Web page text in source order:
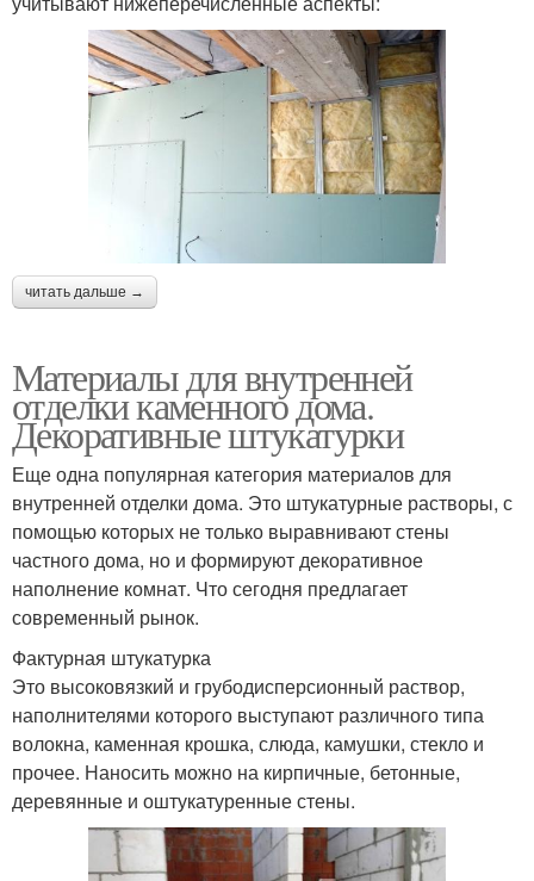
читать дальше →
Материалы для внутренней
отделки каменного дома.
Декоративные штукатурки
Еще одна популярная категория материалов для
внутренней отделки дома. Это штукатурные растворы, с
помощью которых не только выравнивают стены
частного дома, но и формируют декоративное
наполнение комнат. Что сегодня предлагает
современный рынок.
Фактурная штукатурка
Это высоковязкий и грубодисперсионный раствор,
наполнителями которого выступают различного типа
волокна, каменная крошка, слюда, камушки, стекло и
прочее. Наносить можно на кирпичные, бетонные,
деревянные и оштукатуренные стены.